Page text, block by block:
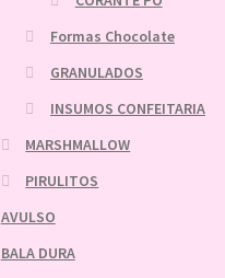
Formas Chocolate
GRANULADOS
INSUMOS CONFEITARIA
MARSHMALLOW
PIRULITOS
AVULSO
BALA DURA